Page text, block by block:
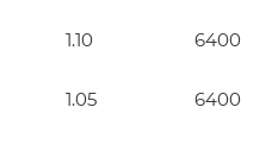
1.10 6400
1.05 6400